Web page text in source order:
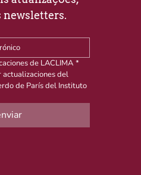
newsletters.
de LACLIMA *
del
de París del Instituto